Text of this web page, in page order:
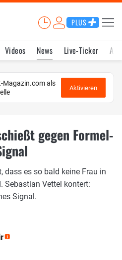
PLUS
Videos News Live-Ticker
Magazin.com als
Aktivieren
gegen Formel-
es so bald keine Frau in
Sebastian Vettel kontert:
Signal.